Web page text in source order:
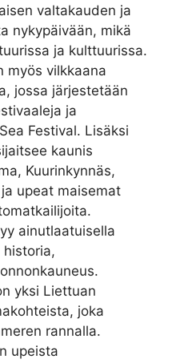
valtakauden ja
nykypäivään, mikä
ja kulttuurissa.
myös vilkkaana
jossa järjestetään
ja
Festival. Lisäksi
kaunis
Kuurinkynnäs,
upeat maisemat
ainutlaatuisella
historia,
yksi Liettuan
joka
rannalla.
upeista